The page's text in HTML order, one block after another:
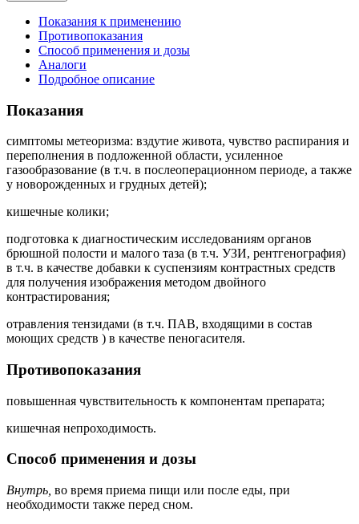
Показания к применению
Противопоказания
Способ применения и дозы
Аналоги
Подробное описание
Показания
симптомы метеоризма: вздутие живота, чувство распирания и
переполнения в подложенной области, усиленное
газообразование (в т.ч. в послеоперационном периоде, а также
у новорожденных и грудных детей);
кишечные колики;
подготовка к диагностическим исследованиям органов
брюшной полости и малого таза (в т.ч. УЗИ, рентгенография)
в т.ч. в качестве добавки к суспензиям контрастных средств
для получения изображения методом двойного
контрастирования;
отравления тензидами (в т.ч. ПАВ, входящими в состав
моющих средств ) в качестве пеногасителя.
Противопоказания
повышенная чувствительность к компонентам препарата;
кишечная непроходимость.
Способ применения и дозы
Внутрь, во время приема пищи или после еды, при
необходимости также перед сном.